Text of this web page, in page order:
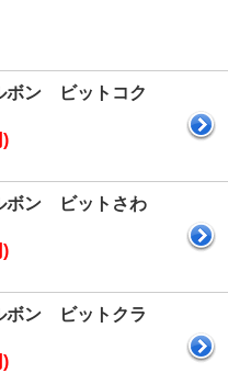
ン ビットコク
)
ン ビットさわ
)
ン ビットクラ
)